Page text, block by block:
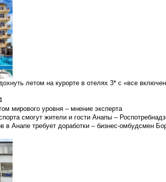
летом на курорте в отелях 3* с «все
мирового уровня – мнение эксперта
смогут жители и гости Анапы –
в Анапе требует доработки – бизнес-омбудсмен